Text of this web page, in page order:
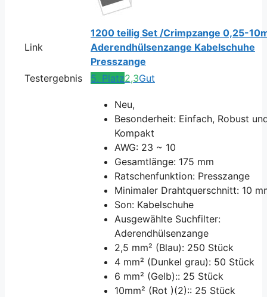
Link
1200 teilig Set /Crimpzange 0,25-
Aderendhülsenzange Kabelschuhe
Presszange
Testergebnis
5. Platz2,3Gut
Neu,
Besonderheit: Einfach, Robust
Kompakt
AWG: 23 ~ 10
Gesamtlänge: 175 mm
Ratschenfunktion: Presszange
Minimaler Drahtquerschnitt: 10
Son: Kabelschuhe
Ausgewählte Suchfilter:
Aderendhülsenzange
2,5 mm² (Blau): 250 Stück
4 mm² (Dunkel grau): 50 Stück
6 mm² (Gelb):: 25 Stück
10mm² (Rot )(2):: 25 Stück